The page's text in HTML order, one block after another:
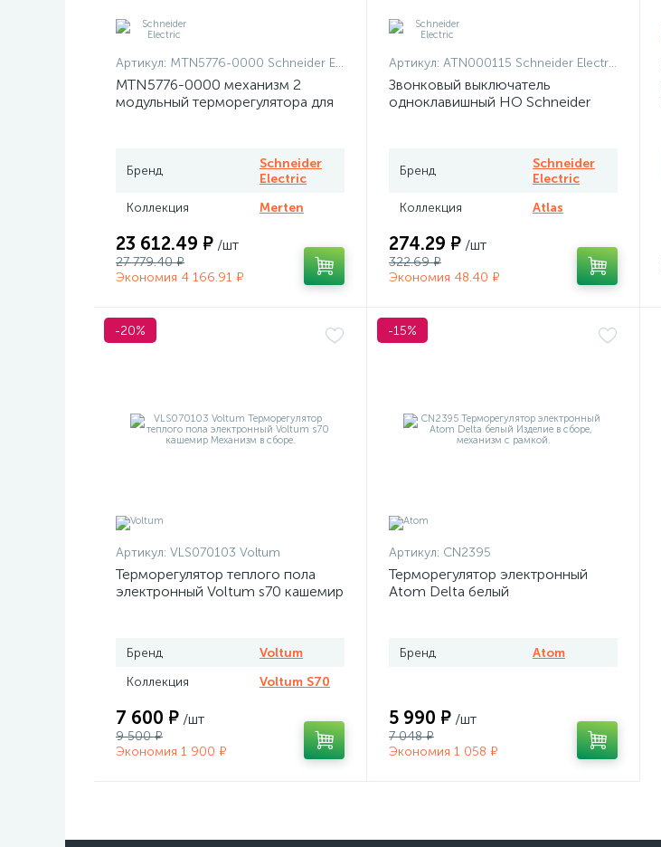
Артикул: MTN5776-0000 Schneider Electric
MTN5776-0000 механизм 2
модульный терморегулятора для
Бренд
Schneider
Electric
Коллекция
Merten
23 612.49 ₽ /шт
27 779.40 ₽
Экономия 4 166.91 ₽
Артикул: ATN000115 Schneider Electric
Звонковый выключатель
одноклавишный НО Schneider
Бренд
Schneider
Electric
Коллекция
Atlas
274.29 ₽ /шт
322.69 ₽
Экономия 48.40 ₽
-20%
Артикул: VLS070103 Voltum
Терморегулятор теплого пола
электронный Voltum s70 кашемир
Бренд
Voltum
Коллекция
Voltum S70
7 600 ₽ /шт
9 500 ₽
Экономия 1 900 ₽
-15%
Артикул: CN2395
Терморегулятор электронный
Atom Delta белый
Бренд Atom
5 990 ₽ /шт
7 048 ₽
Экономия 1 058 ₽